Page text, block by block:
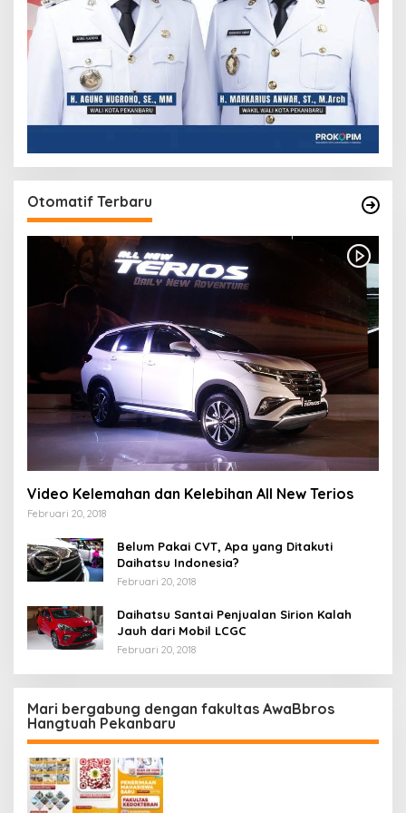
Otomatif Terbaru
Video Kelemahan dan Kelebihan All New Terios
Februari 20, 2018
Belum Pakai CVT, Apa yang Ditakuti
Daihatsu Indonesia?
Februari 20, 2018
Daihatsu Santai Penjualan Sirion Kalah
Jauh dari Mobil LCGC
Februari 20, 2018
Mari bergabung dengan fakultas AwaBbros
Hangtuah Pekanbaru